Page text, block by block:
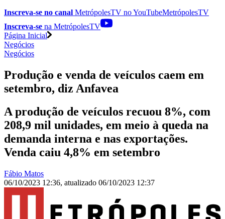
Inscreva-se no canal MetrópolesTV noYouTubeMetrópolesTV
Inscreva-se na MetrópolesTV
Página Inicial
Negócios
Negócios
Produção e venda de veículos caem em
setembro, diz Anfavea
A produção de veículos recuou 8%, com
208,9 mil unidades, em meio à queda na
demanda interna e nas exportações.
Venda caiu 4,8% em setembro
Fábio Matos
06/10/2023 12:36, atualizado 06/10/2023 12:37